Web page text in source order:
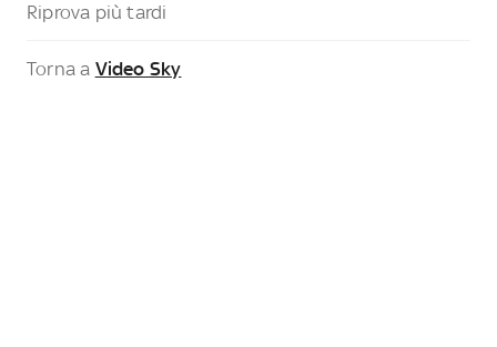
Riprova più tardi
Torna a Video Sky